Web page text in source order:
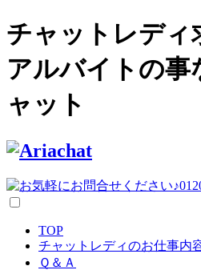
チャットレディ
アルバイトの事
ャット
TOP
チャットレディのお仕事内
Ｑ＆Ａ